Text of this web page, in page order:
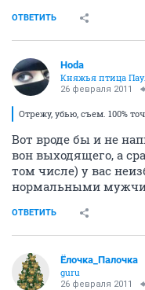
ОТВЕТИТЬ
Hoda
Княжья птица
26 февраля 2011
Отрежу, убью, съем. 100%
Вот вроде бы и не
вон выходящего, а
том числе) у вас
нормальными
ОТВЕТИТЬ
Ёлочка_Палочка
guru
26 февраля 2011